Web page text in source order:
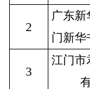
2
广东新
门新华
3
江门市